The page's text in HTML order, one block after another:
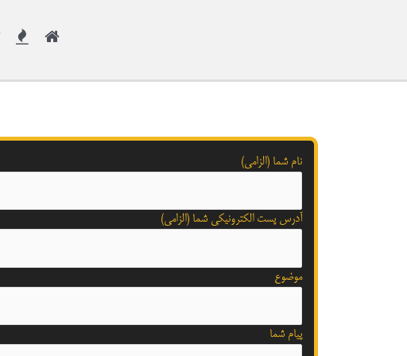
نام شما (الزامی)
آدرس پست الکترونیکی شما (الزامی)
موضوع
پیام شما